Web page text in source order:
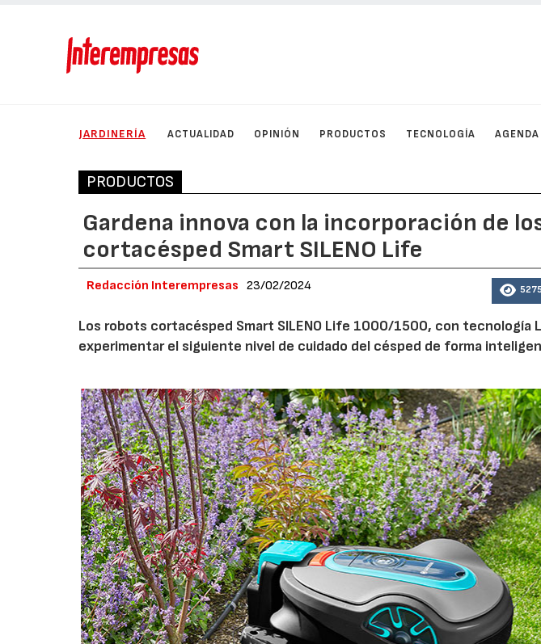
JARDINERÍA ACTUALIDAD OPINIÓN PRODUCTOS TECNOLOGÍA AGENDA
PRODUCTOS
Gardena innova con la incorporación de
cortacésped Smart SILENO Life
Redacción Interempresas 23/02/2024 5275
Los robots cortacésped Smart SILENO Life 1000/1500, con tecnología
experimentar el siguiente nivel de cuidado del césped de forma